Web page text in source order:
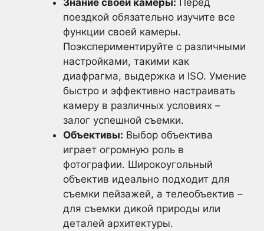
поездкой обязательно изучите все
функции своей камеры.
Поэкспериментируйте с различными
настройками, такими как
диафрагма, выдержка и ISO. Умение
быстро и эффективно настраивать
камеру в различных условиях –
залог успешной съемки.
Объективы: Выбор объектива
играет огромную роль в
фотографии. Широкоугольный
объектив идеально подходит для
съемки пейзажей, а телеобъектив –
для съемки дикой природы или
деталей архитектуры.